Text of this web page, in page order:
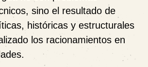
sino el resultado de
históricas y estructurales
los racionamientos en